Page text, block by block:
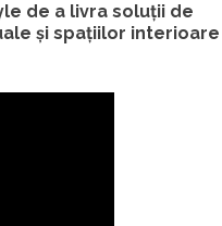
de a livra soluții de
și spațiilor interioare